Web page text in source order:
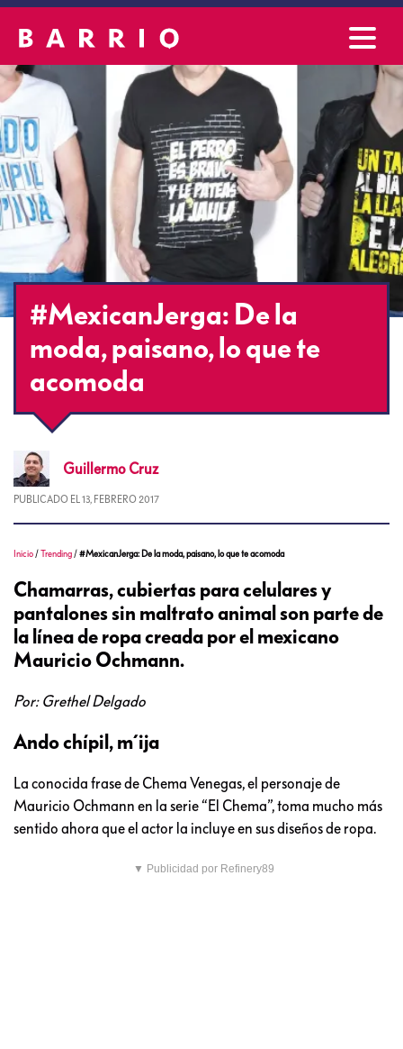
#MexicanJerga: De la
moda, paisano, lo que te
acomoda
Guillermo Cruz
PUBLICADO EL 13, FEBRERO 2017
Inicio /Trending /#MexicanJerga: De la moda, paisano, lo que te acomoda
Chamarras, cubiertas para celulares y
pantalones sin maltrato animal son parte de
la línea de ropa creada por el mexicano
Mauricio Ochmann.
Por: Grethel Delgado
Ando chípil, m´ija
La conocida frase de Chema Venegas, el personaje de
Mauricio Ochmann en la serie “El Chema”, toma mucho más
sentido ahora que el actor la incluye en sus diseños de ropa.
▼ Publicidad por Refinery89